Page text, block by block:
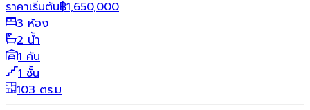
ราคาเริ่มต้น฿1,650,000
3 ห้อง
2 น้ำ
1 คัน
1 ชั้น
103 ตร.ม